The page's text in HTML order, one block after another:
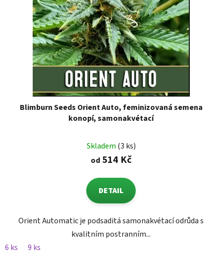
Blimburn Seeds Orient Auto, feminizovaná semena
konopí, samonakvétací
Skladem (3 ks)
od514 Kč
DETAIL
Orient Automatic je podsaditá samonakvétací odrůda s
kvalitním postranním...
6 ks
9 ks